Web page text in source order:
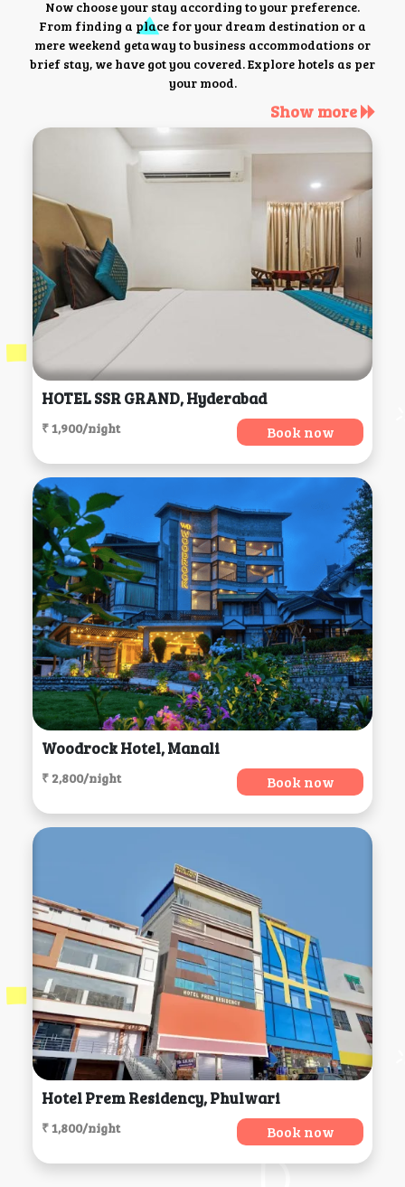
Now choose your stay according to your preference.
From finding a place for your dream destination or a
mere weekend getaway to business accommodations or
brief stay, we have got you covered. Explore hotels as per
your mood.
Show more
HOTEL SSR GRAND, Hyderabad
₹ 1,900/night Book now
Woodrock Hotel, Manali
₹ 2,800/night Book now
Hotel Prem Residency, Phulwari
₹ 1,800/night Book now